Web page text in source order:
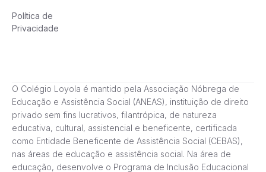
Política de
Privacidade
O Colégio Loyola é mantido pela Associação Nóbrega de
Educação e Assistência Social (ANEAS), instituição de direito
privado sem fins lucrativos, filantrópica, de natureza
educativa, cultural, assistencial e beneficente, certificada
como Entidade Beneficente de Assistência Social (CEBAS),
nas áreas de educação e assistência social. Na área de
educação, desenvolve o Programa de Inclusão Educacional